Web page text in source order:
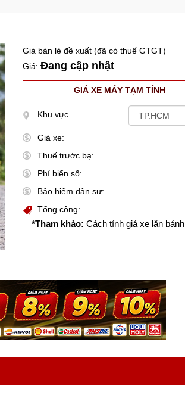
Giá bán lẻ đề xuất (đã có thuế GTGT)
Giá:Đang cập nhật
GIÁ XE MÁY TẠM TÍNH
Khu vực
Giá xe:
Thuế trước bạ:
Phí biển số:
Bảo hiểm dân sự:
Tổng cộng:
*Tham khảo: Cách tính giá xe lăn bánh